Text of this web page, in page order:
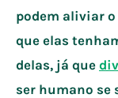
podem aliviar o
que elas
delas, já que
ser humano se